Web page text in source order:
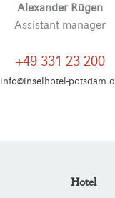
Alexander Rügen
Assistant manager
+49 331 23 200
info@inselhotel-
Hotel